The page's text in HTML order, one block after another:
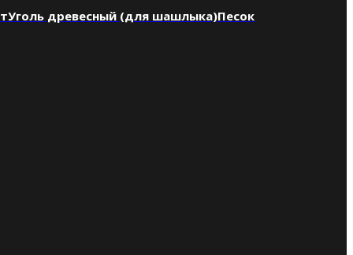
Уголь древесный (для шашлыка)Песок